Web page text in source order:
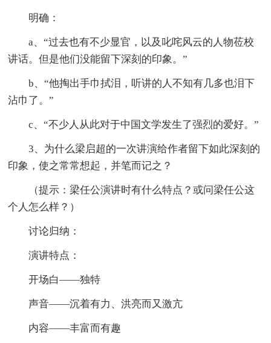
明确：
a、“过去也有不少显官，以及叱咤风云的人物莅校
讲话。但是他们没能留下深刻的印象。”
b、“他掏出手巾拭泪，听讲的人不知有几多也泪下
沾巾了。”
c、“不少人从此对于中国文学发生了强烈的爱好。”
3、为什么梁启超的一次讲演给作者留下如此深刻的
印象，使之常常想起，并笔而记之？
（提示：梁任公演讲时有什么特点？或问梁任公这
个人怎么样？）
讨论归纳：
演讲特点：
开场白——独特
声音——沉着有力、洪亮而又激亢
内容——丰富而有趣